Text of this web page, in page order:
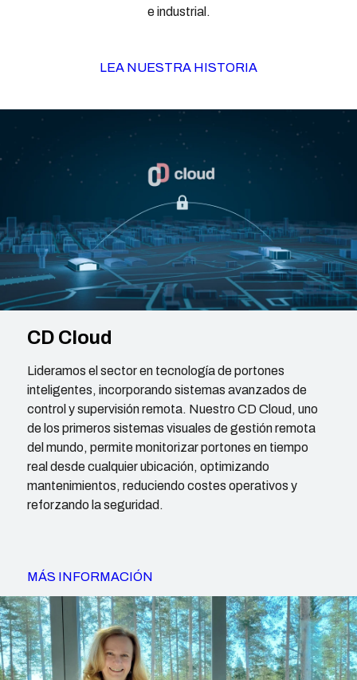
e industrial.
LEA NUESTRA HISTORIA
CD Cloud
Lideramos el sector en tecnología de portones
inteligentes, incorporando sistemas avanzados de
control y supervisión remota. Nuestro CD Cloud, uno
de los primeros sistemas visuales de gestión remota
del mundo, permite monitorizar portones en tiempo
real desde cualquier ubicación, optimizando
mantenimientos, reduciendo costes operativos y
reforzando la seguridad.
MÁS INFORMACIÓN